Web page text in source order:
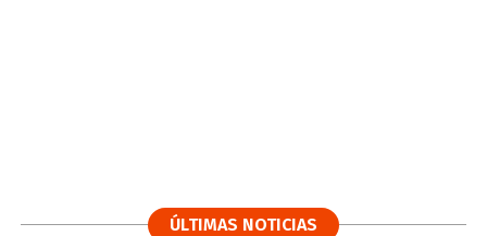
ÚLTIMAS NOTICIAS